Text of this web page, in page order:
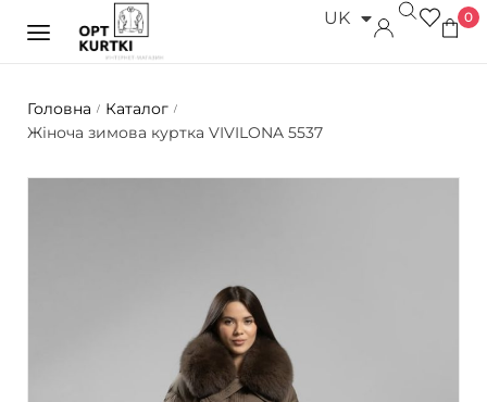
UK
RU 0
Головна / Каталог /
Жіноча зимова куртка VIVILONA 5537